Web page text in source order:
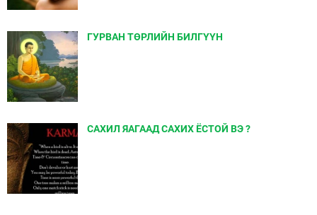
ГУРВАН ТӨРЛИЙН БИЛГҮҮН
САХИЛ ЯАГААД САХИХ ЁСТОЙ ВЭ ?